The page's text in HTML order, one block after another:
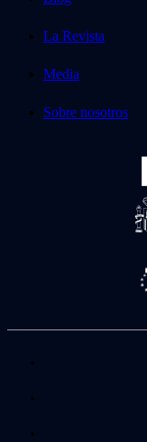
La Revista
Media
Sobre nosotros